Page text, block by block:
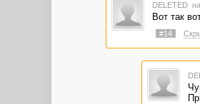
DELETED
Вот так
#14